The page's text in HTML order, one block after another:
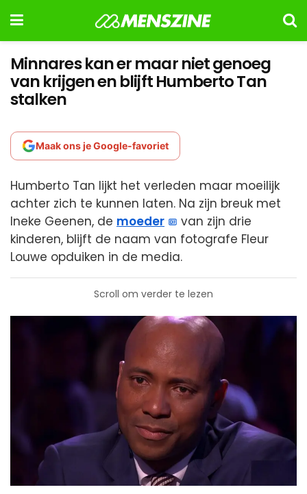
Minnares kan er maar niet genoeg
van krijgen en blijft Humberto Tan
stalken
Maak ons je Google-favoriet
Humberto Tan lijkt het verleden maar moeilijk
achter zich te kunnen laten. Na zijn breuk met
Ineke Geenen, de moeder
van zijn drie
kinderen, blijft de naam van fotografe Fleur
Louwe opduiken in de media.
Scroll om verder te lezen